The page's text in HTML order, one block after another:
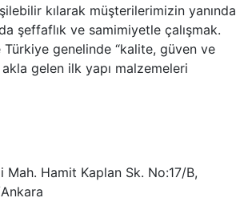
kılarak müşterilerimizin yanında
şeffaflık ve samimiyetle çalışmak.
Türkiye genelinde “kalite, güven ve
gelen ilk yapı malzemeleri
Mah. Hamit Kaplan Sk. No:17/B,